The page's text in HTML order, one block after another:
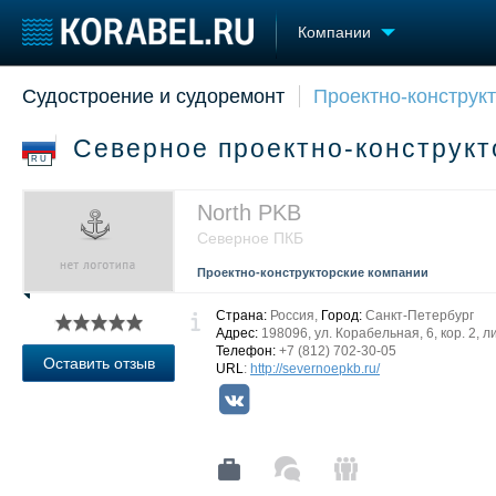
Компании
Судостроение
Новости
Репутация
Работа
Крюинг
Реклама
Торговая площадка
Продажа флота
Изделия
Материалы
Личности
Судостроение и судоремонт Проектно-
RU Северное проектно-
North PKB
Северное ПКБ
Проектно-конструкторские компании
Оставить отзыв
Страна: Россия, Город: Санкт-Петербург
Адрес: 198096, ул. Корабельная, 6, кор. 2,
Телефон: +7 (812) 702-30-05
URL: http://severnoepkb.ru/